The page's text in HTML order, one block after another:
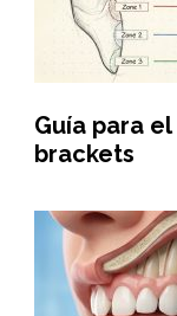
Guía para
brackets